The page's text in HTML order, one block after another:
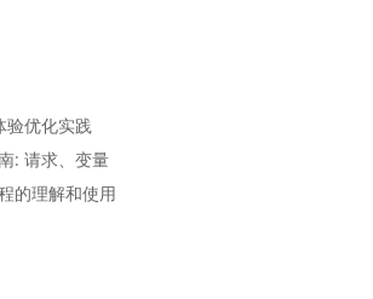
验优化实践
: 请求、变量
的理解和使用